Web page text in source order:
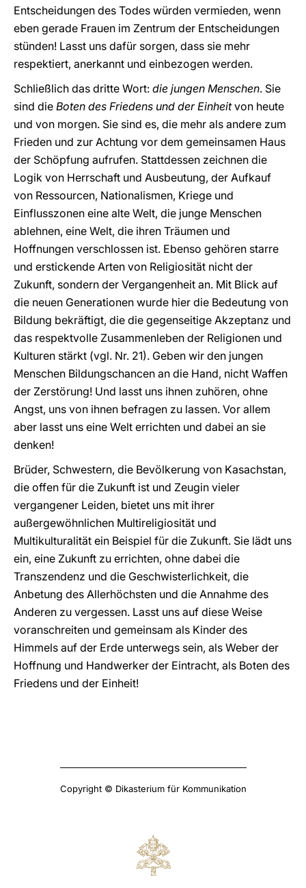
Entscheidungen des Todes würden vermieden, wenn
eben gerade Frauen im Zentrum der Entscheidungen
stünden! Lasst uns dafür sorgen, dass sie mehr
respektiert, anerkannt und einbezogen werden.
Schließlich das dritte Wort: die jungen Menschen. Sie
sind die Boten des Friedens und der Einheitvon heute
und von morgen. Sie sind es, die mehr als andere zum
Frieden und zur Achtung vor dem gemeinsamen Haus
der Schöpfung aufrufen. Stattdessen zeichnen die
Logik von Herrschaft und Ausbeutung, der Aufkauf
von Ressourcen, Nationalismen, Kriege und
Einflusszonen eine alte Welt, die junge Menschen
ablehnen, eine Welt, die ihren Träumen und
Hoffnungen verschlossen ist. Ebenso gehören starre
und erstickende Arten von Religiosität nicht der
Zukunft, sondern der Vergangenheit an. Mit Blick auf
die neuen Generationen wurde hier die Bedeutung von
Bildung bekräftigt, die die gegenseitige Akzeptanz und
das respektvolle Zusammenleben der Religionen und
Kulturen stärkt (vgl. Nr. 21). Geben wir den jungen
Menschen Bildungschancen an die Hand, nicht Waffen
der Zerstörung! Und lasst uns ihnen zuhören, ohne
Angst, uns von ihnen befragen zu lassen. Vor allem
aber lasst uns eine Welt errichten und dabei an sie
denken!
Brüder, Schwestern, die Bevölkerung von Kasachstan,
die offen für die Zukunft ist und Zeugin vieler
vergangener Leiden, bietet uns mit ihrer
außergewöhnlichen Multireligiosität und
Multikulturalität ein Beispiel für die Zukunft. Sie lädt uns
ein, eine Zukunft zu errichten, ohne dabei die
Transzendenz und die Geschwisterlichkeit, die
Anbetung des Allerhöchsten und die Annahme des
Anderen zu vergessen. Lasst uns auf diese Weise
voranschreiten und gemeinsam als Kinder des
Himmels auf der Erde unterwegs sein, als Weber der
Hoffnung und Handwerker der Eintracht, als Boten des
Friedens und der Einheit!
Copyright © Dikasterium für Kommunikation